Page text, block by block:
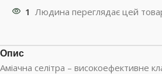
1 Людина переглядає цей
Опис
Аміачна селітра – високоефективне